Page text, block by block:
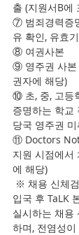
출 (지원서B에
⑦ 범죄경력증
유 확인, 유효
⑧ 여권사본
⑨ 영주권 사본
권자에 해당)
⑩ 초, 중, 고등
증명하는 학교
당국 영주권
⑪ Doctors
지원 시점에서
에 해당)
※ 채용 신체
입국 후 TaLK
실시하는 채용
하며, 전염성